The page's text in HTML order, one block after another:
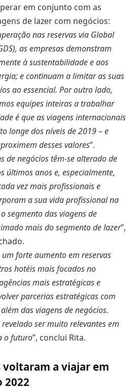
em conjunto com as
de lazer com negócios:
nas reservas via Global
as empresas demonstram
à sustentabilidade e aos
e continuam a limitar as suas
ao essencial. Por outro lado,
equipes inteiras a trabalhar
é que as viagens internacionais
longe dos níveis de 2019 – e
desses valores”.
de negócios têm-se alterado de
últimos anos e, especialmente,
vez mais profissionais e
a sua vida profissional na
segmento das viagens de
mais do segmento de lazer”,
forte aumento em reservas
hotéis mais focados no
mais estratégicas e
parcerias estratégicas com
das viagens de negócios.
ser muito relevantes em
o futuro”, conclui Rita.
voltaram a viajar em
2022